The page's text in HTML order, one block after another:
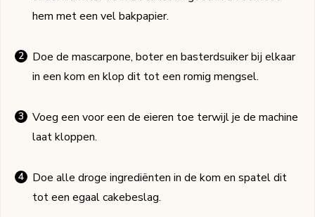
hem met een vel bakpapier.
Doe de mascarpone, boter en basterdsuiker bij elkaar
in een kom en klop dit tot een romig mengsel.
Voeg een voor een de eieren toe terwijl je de machine
laat kloppen.
Doe alle droge ingrediënten in de kom en spatel dit
tot een egaal cakebeslag.